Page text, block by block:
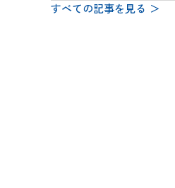
すべての記事を見る ＞